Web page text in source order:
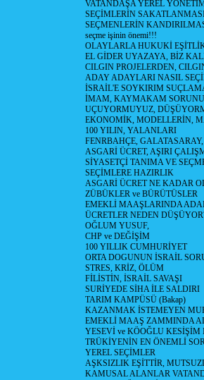
VATANDAŞA YEREL
SEÇİMLERİN
SEÇMENLERİN
seçme işinin önemi!!!
OLAYLARLA HUKUKİ
EL GİDER UYAZAYA, BİZ
CILGIN PROJELERDEN,
ADAY ADAYLARI NASIL
İSRAİL'E SOYKIRIM
İMAM, KAYMAKAM SORUNU
UÇUYORMUYUZ,
EKONOMİK, MODELLERİN,
100 YILIN, YALANLARI
FENRBAHÇE,
ASGARİ ÜCRET, AŞIRI
SİYASETÇİ TANIMA VE
SEÇİMLERE HAZIRLIK
ASGARİ ÜCRET NE KADAR
ZÜBÜKLER ve BÜRÜTÜSLER
EMEKLİ MAAŞLARINDA
ÜCRETLER NEDEN
OĞLUM YUSUF,
CHP ve DEĞİŞİM
100 YILLIK CUMHURİYET
ORTA DOGUNUN İSRAİL
STRES, KRİZ, ÖLÜM
FİLİSTİN, İSRAİL SAVAŞI
SURİYEDE SİHA İLE SALDIRI
TARIM KAMPÜSÜ (Bakap)
KAZANMAK İSTEMEYEN
EMEKLİ MAAŞ ZAMMINDA
YESEVİ ve KÖOĞLU
TRÜKİYENİN EN ÖNEMLİ
YEREL SEÇİMLER
AŞKSIZLIK EŞİTTİR,
KAMUSAL ALANLAR